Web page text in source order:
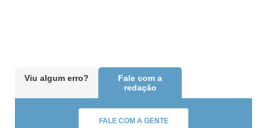
Viu algum erro?
Fale com a
redação
FALE COM A GENTE